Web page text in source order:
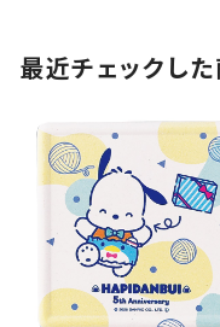
最近チェックし